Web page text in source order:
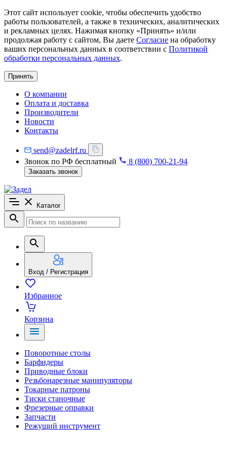
Этот сайт использует cookie, чтобы обеспечить удобство
работы пользователей, а также в технических, аналитических
и рекламных целях. Нажимая кнопку «Принять» и/или
продолжая работу с сайтом, Вы даете Согласие на обработку
ваших персональных данных в соответствии с Политикой
обработки персональных данных.
Принять
О компании
Оплата и доставка
Производители
Новости
Контакты
send@zadelrf.ru
Звонок по РФ бесплатный
8 (800) 700-21-94
Заказать звонок
Каталог
Вход / Регистрация
Избранное
Корзина
Поворотные столы
Барфидеры
Приводные блоки
Резьбонарезные манипуляторы
Токарные патроны
Тиски станочные
Фрезерные оправки
Запчасти
Режущий инструмент